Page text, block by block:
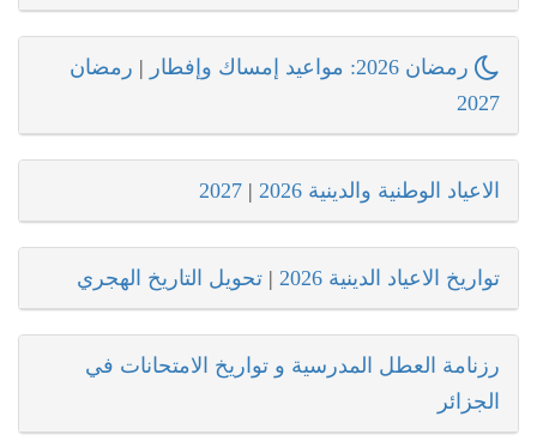
رمضان 2026: مواعيد إمساك وإفطار | رمضان
2027
الاعياد الوطنية والدينية 2026 |
2027
تواريخ الاعياد الدينية 2026 | تحويل التاريخ الهجري
رزنامة العطل المدرسية و تواريخ الامتحانات في
الجزائر